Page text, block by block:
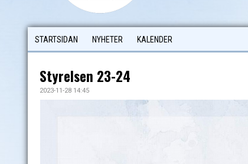
STARTSIDAN NYHETER KALENDER
Styrelsen 23-24
2023-11-28 14:45